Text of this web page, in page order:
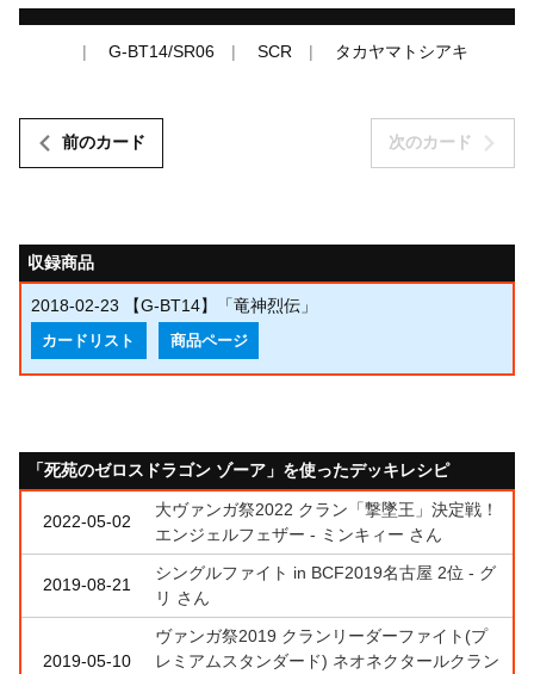
G-BT14/SR06 SCR タカヤマトシアキ
前のカード 次のカード
収録商品
2018-02-23 【G-BT14】「竜神烈伝」
カードリスト 商品ページ
「死苑のゼロスドラゴン ゾーア」を使ったデッキレシピ
2022-05-02
大ヴァンガ祭2022 クラン「撃墜王」決定戦！
エンジェルフェザー - ミンキィー さん
2019-08-21
シングルファイト in BCF2019名古屋 2位 - グ
リ さん
2019-05-10
ヴァンガ祭2019 クランリーダーファイト(プ
レミアムスタンダード) ネオネクタールクラン